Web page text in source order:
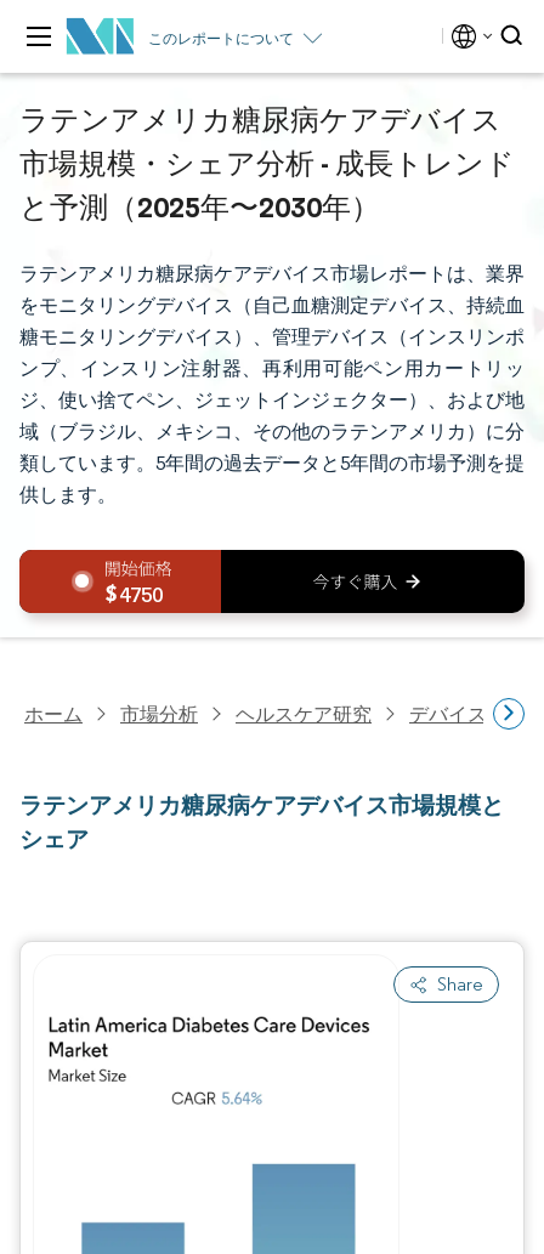
このレポートについて
ラテンアメリカ糖尿病ケアデバイス
市場規模・シェア分析 - 成長トレンド
と予測（2025年〜2030年）
ラテンアメリカ糖尿病ケアデバイス市場レポートは、業界
をモニタリングデバイス（自己血糖測定デバイス、持続血
糖モニタリングデバイス）、管理デバイス（インスリンポ
ンプ、インスリン注射器、再利用可能ペン用カートリッ
ジ、使い捨てペン、ジェットインジェクター）、および地
域（ブラジル、メキシコ、その他のラテンアメリカ）に分
類しています。5年間の過去データと5年間の市場予測を提
供します。
4750
ホーム 市場分析 ヘルスケア研究 デバイス・医
ラテンアメリカ糖尿病ケアデバイス市場規模と
シェア
Share